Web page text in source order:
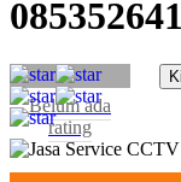
Belum ada
rating